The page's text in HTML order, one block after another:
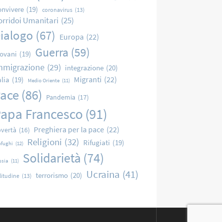
(19) coronavirus (13)
Umanitari (25)
(67) Europa (22)
(19) Guerra (59)
(29) integrazione (20)
(19) Medio Oriente (11) Migranti (22)
(86) Pandemia (17)
Francesco (91)
(16) Preghiera per la pace (22)
(12) Religioni (32) Rifugiati (19)
(11) Solidarietà (74)
(13) terrorismo (20) Ucraina (41)